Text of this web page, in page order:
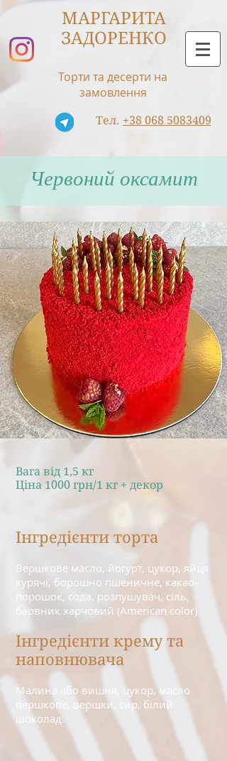
МАРГАРИТА
ЗАДОРЕНКО
Торти та десерти на
замовлення
Тел. +38 068 5083409
Червоний оксамит
Вага від 1,5 кг
Ціна 1000 грн/1 кг + декор
Інгредієнти торта
Вершкове масло, йогурт, цукор, яйця
курячі, борошно пшеничне, какао-
порошок, сода, розпушувач, сіль,
барвник харчовий (American color)
Інгредієнти крему та
наповнювача
Малина або вишня, цукор, масло
вершкове, вершки, сир, білий
шоколад.